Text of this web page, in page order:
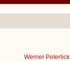
Werner Peterlick